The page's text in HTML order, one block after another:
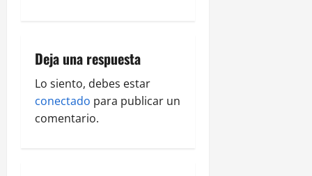
Deja una respuesta
Lo siento, debes estar
conectado para publicar un
comentario.